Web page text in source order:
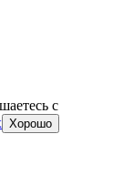
c
Хорошо